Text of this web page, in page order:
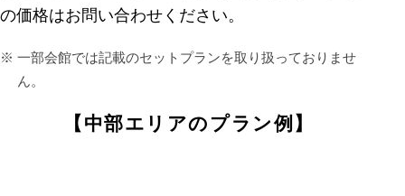
の価格はお問い合わせください。
一部会館では記載のセットプランを取り扱っておりませ
ん。
【中部エリアのプラン例】